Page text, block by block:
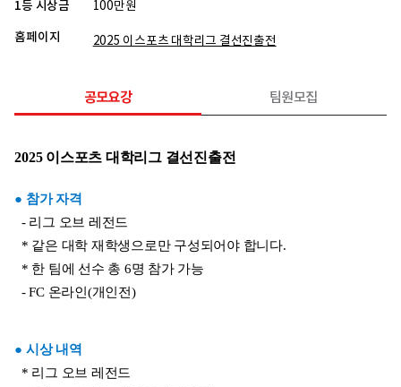
1등 시상금 100만원
홈페이지 2025 이스포츠 대학리그 결선진출전
공모요강 팀원모집
2025 이스포츠 대학리그 결선진출전
● 참가 자격
- 리그 오브 레전드
* 같은 대학 재학생으로만 구성되어야 합니다.
* 한 팀에 선수 총 6명 참가 가능
- FC 온라인(개인전)
● 시상 내역
* 리그 오브 레전드